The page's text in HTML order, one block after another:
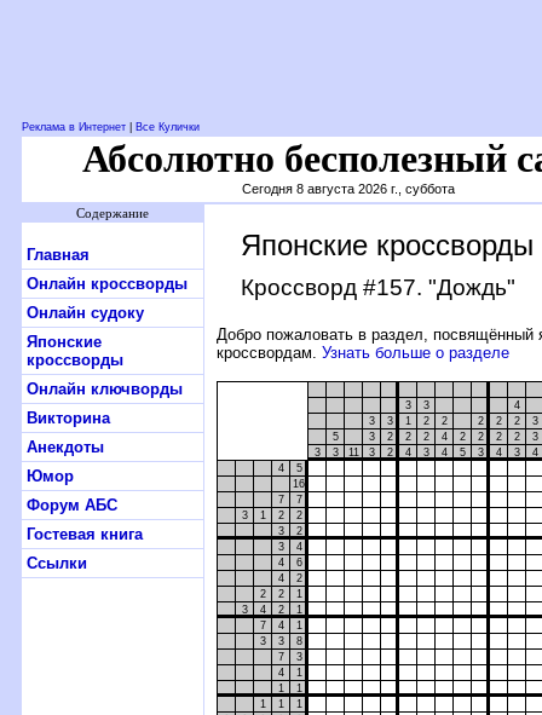
Реклама в Интернет Все Кулички
Абсолютно бесполезный
Сегодня 8 августа 2026 г., суббота
Содержание
Главная
Онлайн кроссворды
Онлайн судоку
Японские
кроссворды
Онлайн ключворды
Викторина
Анекдоты
Юмор
Форум АБС
Гостевая книга
Ссылки
Японские
Кроссворд #157. "Дождь"
Добро пожаловать в раздел, посвящённый
кроссвордам. Узнать больше о разделе
3 3
4
3
3 1 2 2 2 2 2
3
5
3 2 2 2 4 2 2 2 2
3
3
3 11 3 2 4 3 4 5 3 4 3
4
4
5
16
7
7
3
1 2
2
3
2
3
4
4
6
4
2
2
2
1
3
4 2
1
7
4
1
3
3
8
7
3
4
1
1
1
1
1
1